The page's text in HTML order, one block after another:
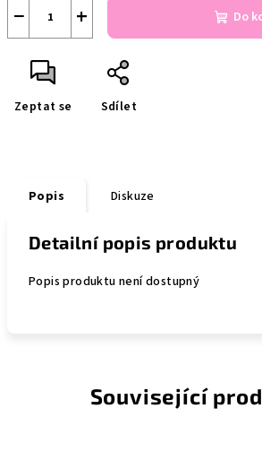
+
− Do
Zeptat se Sdílet
Popis Diskuze
Detailní popis produktu
Popis produktu není dostupný
Související